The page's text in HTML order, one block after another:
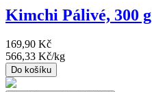
Kimchi Pálivé, 300 g
169,90 Kč
566,33 Kč/kg
Do košíku